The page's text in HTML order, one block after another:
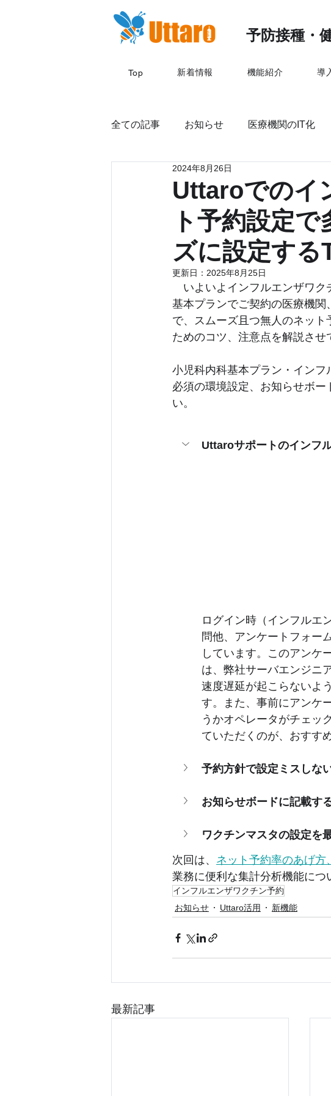
予防接種・
Top 新着情報 機能紹介 導
全ての記事 お知らせ 医療機関のIT化
Uttaroでのイ
ト予約設定
ズに設定す
2024年8月26日
更新日： 2025年8月25日
いよいよインフルエンザワク
基本プランでご契約の医療機
で、スムーズ且つ無人のネット
ためのコツ、注意点を解説させ
小児科内科基本プラン・インフ
必須の環境設定、お知らせボ
い。
Uttaroサポートのインフ
ログイン時（インフルエ
問他、アンケートフォー
しています。このアンケ
は、弊社サーバエンジニ
速度遅延が起こらないよ
す。また、事前にアンケ
うかオペレータがチェッ
ていただくのが、おすす
予約方針で設定ミスしな
お知らせボードに記載す
ワクチンマスタの設定を
次回は、 ネット予約率のあげ方
業務に便利な集計分析機能につ
インフルエンザワクチン予約
お知らせ
Uttaro活用 新機能
最新記事